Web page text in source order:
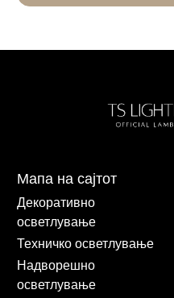
Мапа на сајтот
Декоративно
осветлување
Техничко осветлување
Надворешно
осветлување